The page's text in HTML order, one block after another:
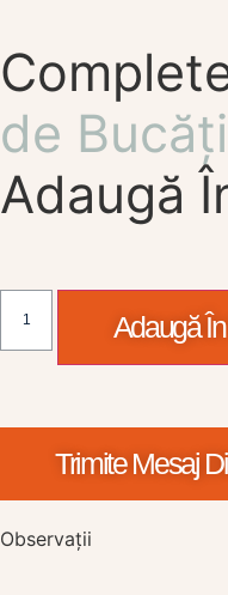
de Bucăți
Adaugă
Adaugă
Trimite Mesaj
Observații